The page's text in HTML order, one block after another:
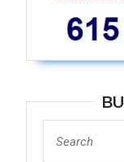
for: